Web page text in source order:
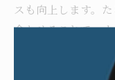
スも向上します。
合わせることで、
限に抑えられます
ロの診断を受けて